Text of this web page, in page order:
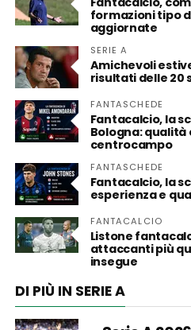
formazioni tipo
aggiornate
SERIE A
Amichevoli
risultati delle 20
FANTASCHEDE
Fantacalcio, la
Bologna:
centrocampo
FANTASCHEDE
Fantacalcio, la
esperienza e
FANTACALCIO
Listone
attaccanti più
insegue
DI PIÙ IN SERIE A